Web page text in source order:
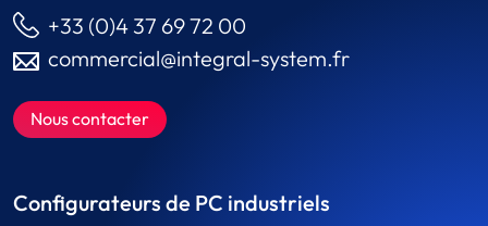
+33 (0)4 37 69 72 00
commercial@integral-system.fr
Nous contacter
Configurateurs de PC industriels